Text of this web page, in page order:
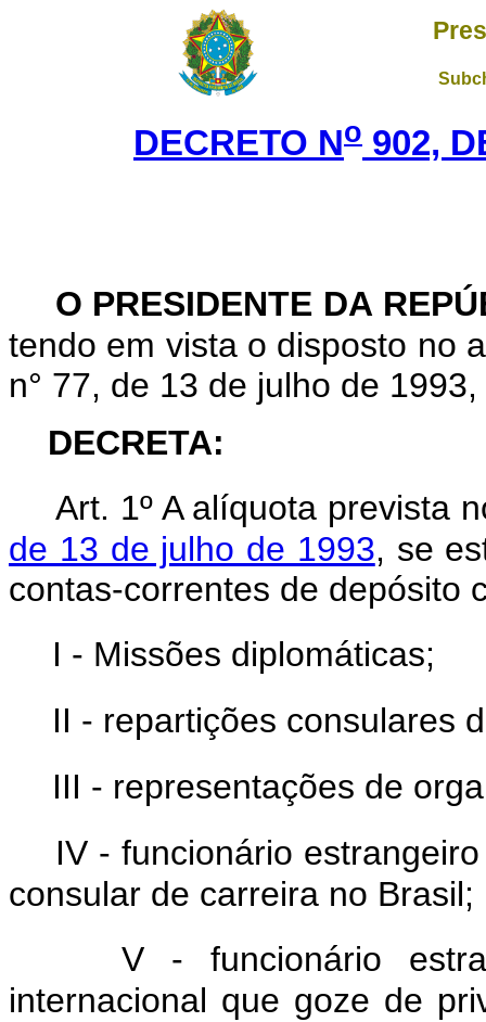
DECRETO No 902,
O PRESIDENTE DA
tendo em vista o disposto no
n° 77, de 13 de julho de 1993,
DECRETA:
Art. 1º A alíquota prevista
de 13 de julho de 1993, se
contas-correntes de depósito
I - Missões diplomáticas;
II - repartições consulares
III - representações de
IV - funcionário
consular de carreira no Brasil;
V - funcionário
internacional que goze de